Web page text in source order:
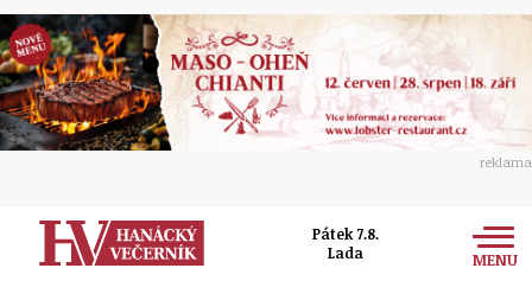
reklama
Pátek 7.8.
Lada
MENU